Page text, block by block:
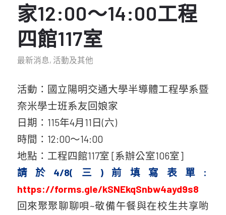
家12:00～14:00工程
四館117室
最新消息, 活動及其他
活動：國立陽明交通大學半導體工程學系暨
奈米學士班系友回娘家
日期：115年4月11日(六)
時間：12:00～14:00
地點：工程四館117室 [系辦公室106室]
請於4/8(三)前填寫表單:
https://forms.gle/kSNEkqSnbw4ayd9s8
回來聚聚聊聊唄~敬備午餐與在校生共享喲